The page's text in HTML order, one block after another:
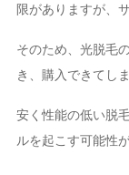
限がありますが、
そのため、光脱毛
き、購入できてし
安く性能の低い脱
ルを起こす可能性